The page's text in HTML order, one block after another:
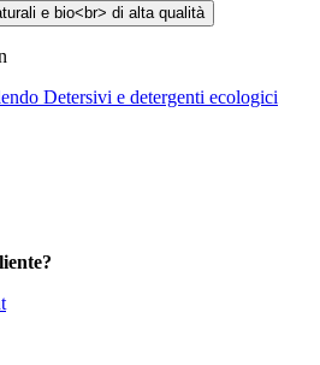
Detersivi e detergenti ecologici